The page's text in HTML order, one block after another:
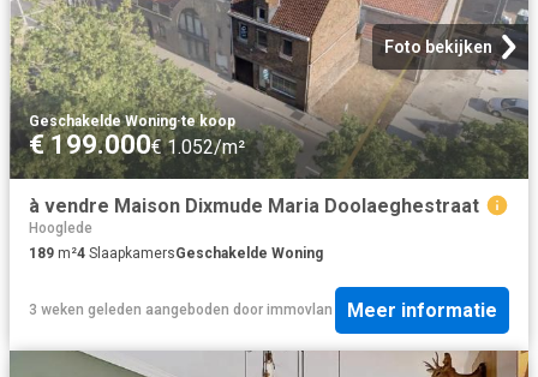
Foto bekijken
Geschakelde Woning·te koop
€ 199.000€ 1.052/m²
à vendre Maison Dixmude Maria Doolaeghestraat
Hooglede
189 m²4 SlaapkamersGeschakelde Woning
3 weken geleden aangeboden door immovlan Meer informatie